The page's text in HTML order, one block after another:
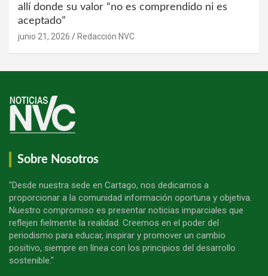
allí donde su valor “no es comprendido ni es
aceptado”
junio 21, 2026 Redacción NVC
Sobre Nosotros
"Desde nuestra sede en Cartago, nos dedicamos a
proporcionar a la comunidad información oportuna y objetiva.
Nuestro compromiso es presentar noticias imparciales que
reflejen fielmente la realidad. Creemos en el poder del
periodismo para educar, inspirar y promover un cambio
positivo, siempre en línea con los principios del desarrollo
sostenible."